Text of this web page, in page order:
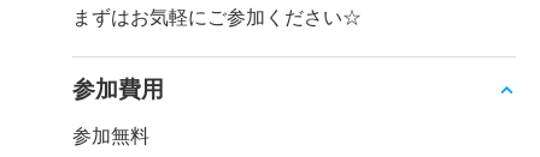
まずはお気軽にご参加ください☆
参加費用
参加無料